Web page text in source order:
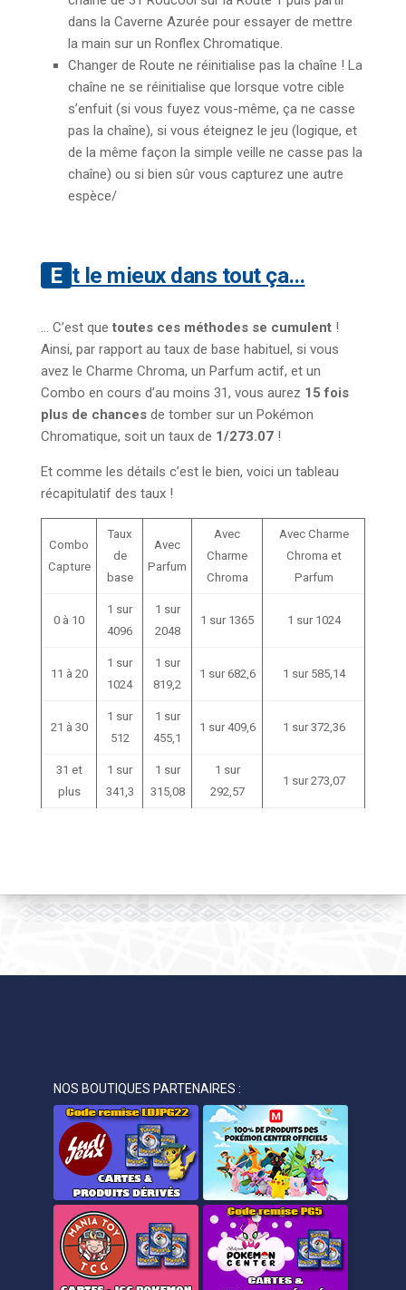
dans la Caverne Azurée pour essayer de mettre
la main sur un Ronflex Chromatique.
Changer de Route ne réinitialise pas la chaîne ! La
chaîne ne se réinitialise que lorsque votre cible
s’enfuit (si vous fuyez vous-même, ça ne casse
pas la chaîne), si vous éteignez le jeu (logique, et
de la même façon la simple veille ne casse pas la
chaîne) ou si bien sûr vous capturez une autre
espèce/
Et le mieux dans tout ça…
… C’est que toutes ces méthodes se cumulent !
Ainsi, par rapport au taux de base habituel, si vous
avez le Charme Chroma, un Parfum actif, et un
Combo en cours d’au moins 31, vous aurez 15 fois
plus de chances de tomber sur un Pokémon
Chromatique, soit un taux de 1/273.07 !
Et comme les détails c’est le bien, voici un tableau
récapitulatif des taux !
Combo
Capture
Taux
de
base
Avec
Parfum
Avec
Charme
Chroma
Avec Charme
Chroma et
Parfum
0 à 10
1 sur
4096
1 sur
2048
1 sur 1365 1 sur 1024
11 à 20
1 sur
1024
1 sur
819,2
1 sur 682,6 1 sur 585,14
21 à 30
1 sur
512
1 sur
455,1
1 sur 409,6 1 sur 372,36
31 et
plus
1 sur
341,3
1 sur
315,08
1 sur
292,57
1 sur 273,07
NOS BOUTIQUES PARTENAIRES :